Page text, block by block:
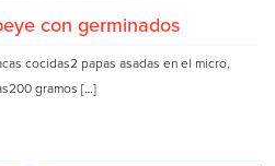
con germinados
cocidas2 papas asadas en el micro,
gramos […]